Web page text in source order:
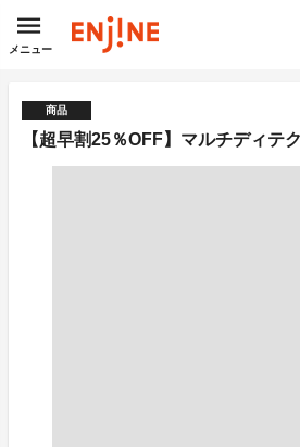
メニュー
商品
【超早割25％OFF】マルチディテ